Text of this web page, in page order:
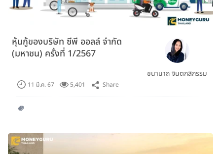
หุ้นกู้ของบริษัท ซีพี ออลล์ จำกัด
(มหาชน) ครั้งที่ 1/2567
ชนานาถ จินตกสิกรรม
11 มี.ค. 67 5,401 Share